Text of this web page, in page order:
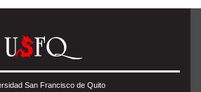
San Francisco de Quito